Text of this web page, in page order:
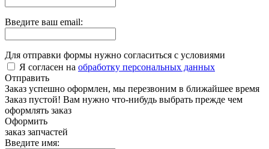
Введите ваш email:
Для отправки формы нужно согласиться с условиями
Я согласен на обработку персональных данных
Отправить
Заказ успешно оформлен, мы перезвоним в ближайшее время
Заказ пустой! Вам нужно что-нибудь выбрать прежде чем
оформлять заказ
Оформить
заказ запчастей
Введите имя: